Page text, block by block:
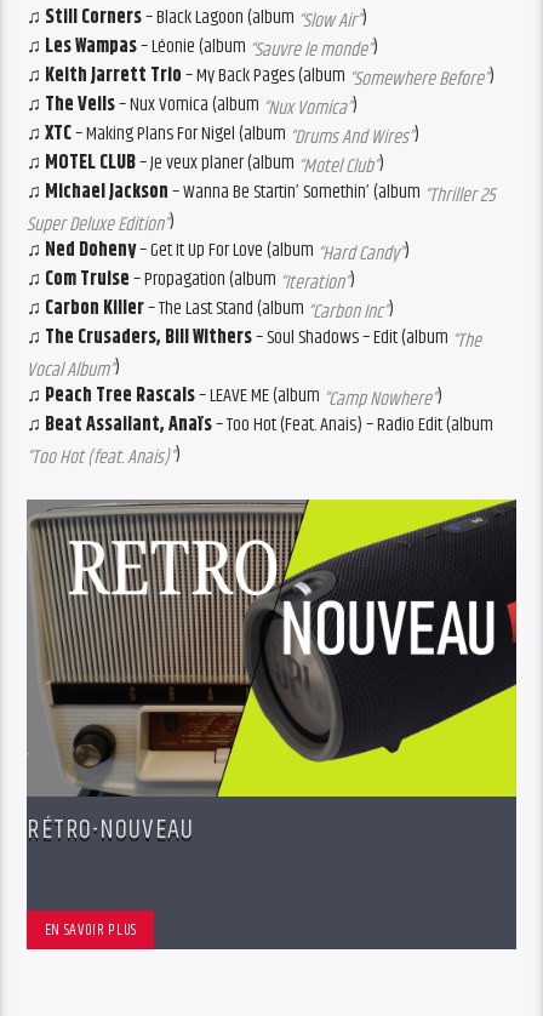
♫ Still Corners– Black Lagoon (album “Slow Air”)
♫ Les Wampas– Léonie (album “Sauvre le monde”)
♫ Keith Jarrett Trio– My Back Pages (album “Somewhere Before”)
♫ The Veils– Nux Vomica (album “Nux Vomica”)
♫ XTC– Making Plans For Nigel (album “Drums And Wires”)
♫ MOTEL CLUB– Je veux planer (album “Motel Club”)
♫ Michael Jackson– Wanna Be Startin’ Somethin’ (album “Thriller 25
Super Deluxe Edition”)
♫ Ned Doheny– Get It Up For Love (album “Hard Candy”)
♫ Com Truise– Propagation (album “Iteration”)
♫ Carbon Killer– The Last Stand (album “Carbon Inc”)
♫ The Crusaders, Bill Withers– Soul Shadows – Edit (album “The
Vocal Album”)
♫ Peach Tree Rascals– LEAVE ME (album “Camp Nowhere”)
♫ Beat Assailant, Anaïs– Too Hot (Feat. Anais) – Radio Edit (album
“Too Hot (feat. Anais)”)
RÉTRO-NOUVEAU
EN SAVOIR PLUS